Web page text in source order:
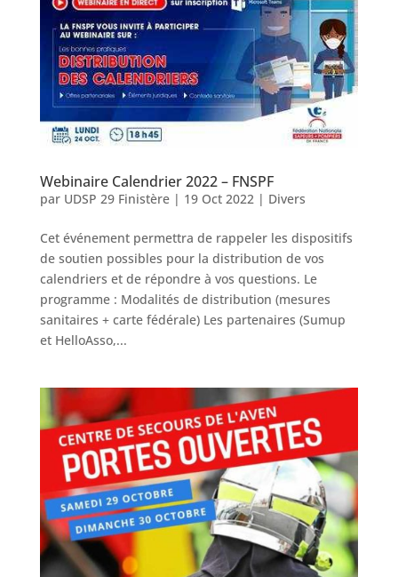
Webinaire Calendrier 2022 – FNSPF
par UDSP 29 Finistère| 19 Oct 2022| Divers
Cet événement permettra de rappeler les dispositifs
de soutien possibles pour la distribution de vos
calendriers et de répondre à vos questions. Le
programme : Modalités de distribution (mesures
sanitaires + carte fédérale) Les partenaires (Sumup
et HelloAsso,...